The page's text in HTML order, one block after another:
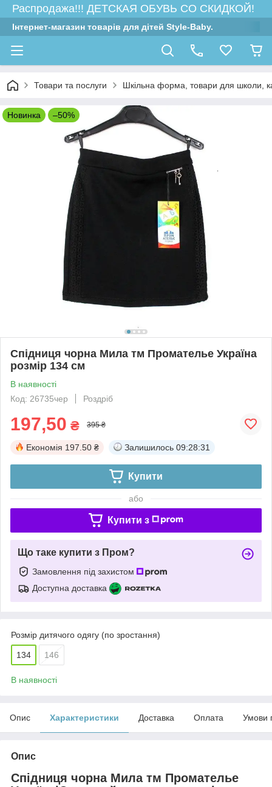
Распродажа!!! ДЕТСКАЯ ОБУВЬ СО СКИДКОЙ!
Інтернет-магазин товарів для дітей Style-Baby.
Товари та послуги Шкільна форма, товари для школи,
Новинка –50%
Спідниця чорна Мила тм Промателье Україна
розмір 134 см
В наявності
Код: 26735чер
Роздріб
197,50 ₴ 395 ₴
Економія 197.50 ₴ Залишилось 09:28:31
Купити
або
Купити з
Що таке купити з Пром?
Замовлення під захистом
Доступна доставка
Розмір дитячого одягу (по зростання)
134 146
В наявності
Опис Характеристики Доставка Оплата Умови
Опис
Спідниця чорна Мила тм Промателье